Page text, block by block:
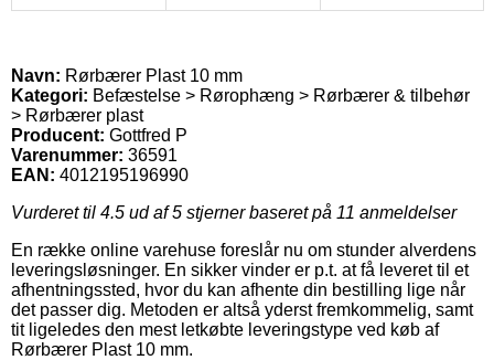
Navn: Rørbærer Plast 10 mm
Kategori: Befæstelse > Rørophæng > Rørbærer & tilbehør
> Rørbærer plast
Producent: Gottfred P
Varenummer: 36591
EAN: 4012195196990
Vurderet til 4.5 ud af 5 stjerner baseret på 11 anmeldelser
En række online varehuse foreslår nu om stunder alverdens
leveringsløsninger. En sikker vinder er p.t. at få leveret til et
afhentningssted, hvor du kan afhente din bestilling lige når
det passer dig. Metoden er altså yderst fremkommelig, samt
tit ligeledes den mest letkøbte leveringstype ved køb af
Rørbærer Plast 10 mm.